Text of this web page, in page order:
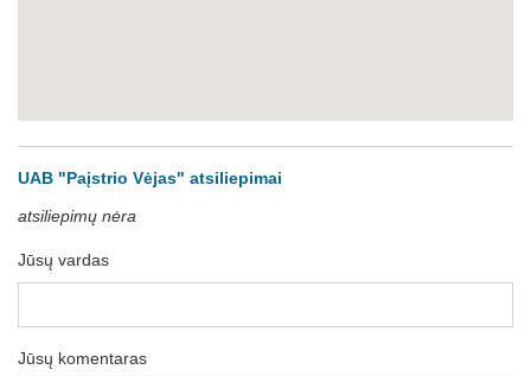
UAB "Paįstrio Vėjas" atsiliepimai
atsiliepimų nėra
Jūsų vardas
Jūsų komentaras